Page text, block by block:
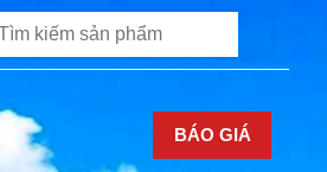
BÁO GIÁ